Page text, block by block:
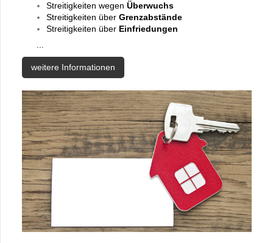
Streitigkeiten wegen Überwuchs
Streitigkeiten über Grenzabstände
Streitigkeiten über Einfriedungen
weitere Informationen